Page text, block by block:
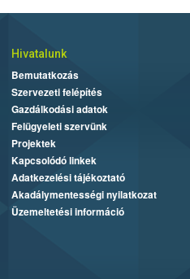
Hivatalunk
Bemutatkozás
Szervezeti felépítés
Gazdálkodási adatok
Felügyeleti szervünk
Projektek
Kapcsolódó linkek
Adatkezelési tájékoztató
Akadálymentességi nyilatkozat
Üzemeltetési információ